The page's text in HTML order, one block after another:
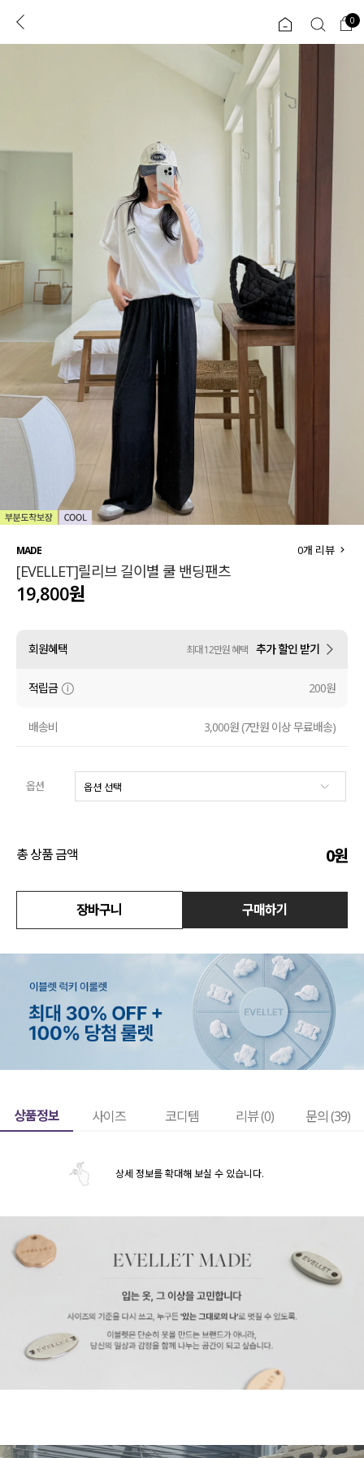
로그인 0
ENG
TW
JP
회원혜택
COMMUNITY
도착보장⚡
인플루언서 pick!
신상 5%
베스트
세트할인 ~30%
하객룩
살안타템
110사이즈
티셔츠
셔츠
원피스
니트
익스클루시브
티셔츠
니트
블라우스
원피스
팬츠
스커트
언더웨어
0
MADE
[EVELLET]릴리브 길이별 쿨 밴딩팬츠
0개 리뷰
19,800원
회원혜택 최대 12만원 혜택 추가 할인 받기
적립금 200원
배송비 3,000원 (7만원 이상 무료배송)
옵션
총 상품 금액 0원
장바구니 구매하기
상품정보 사이즈 코디템 리뷰 (0) 문의 (39)
상세 정보를 확대해 보실 수 있습니다.